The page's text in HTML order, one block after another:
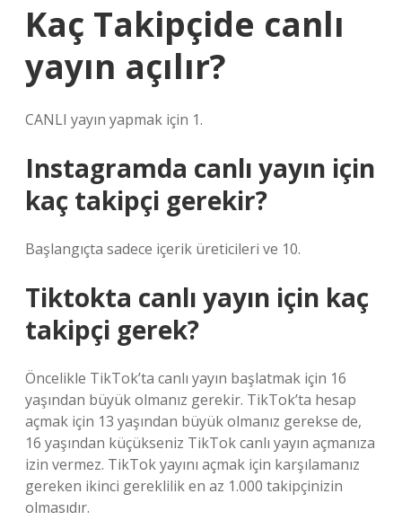
Kaç Takipçide canlı
yayın açılır?
CANLI yayın yapmak için 1.
Instagramda canlı yayın için
kaç takipçi gerekir?
Başlangıçta sadece içerik üreticileri ve 10.
Tiktokta canlı yayın için kaç
takipçi gerek?
Öncelikle TikTok’ta canlı yayın başlatmak için 16
yaşından büyük olmanız gerekir. TikTok’ta hesap
açmak için 13 yaşından büyük olmanız gerekse de,
16 yaşından küçükseniz TikTok canlı yayın açmanıza
izin vermez. TikTok yayını açmak için karşılamanız
gereken ikinci gereklilik en az 1.000 takipçinizin
olmasıdır.